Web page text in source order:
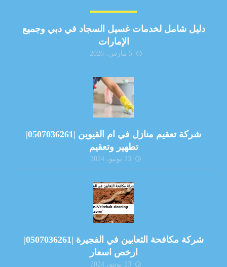
دليل شامل لخدمات غسيل السجاد في دبي وجميع
الإمارات
5 مارس، 2026
شركة تعقيم منازل في ام القيوين |0507036261|
تطهير وتعقيم
23 يونيو، 2024
شركة مكافحة الثعابين في الفجيرة |0507036261|
ارخص اسعار
23 يونيو، 2024